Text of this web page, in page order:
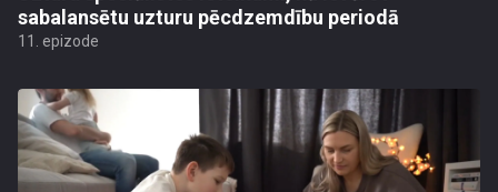
sabalansētu uzturu pēcdzemdību periodā
11. epizode